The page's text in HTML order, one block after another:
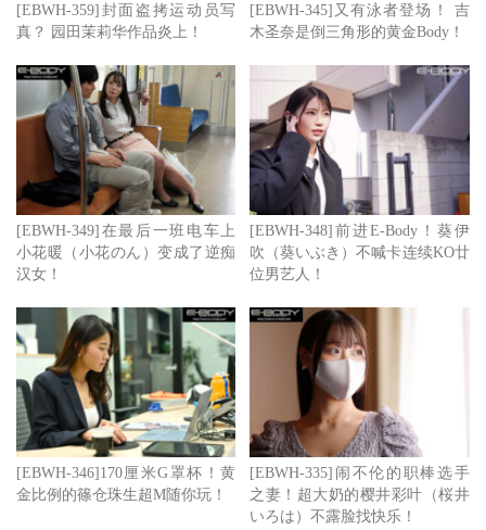
身高/罩杯：？？？厘米/G罩杯
点击查看完整图文
[EBWH-359]封面盗拷运动员写
真？ 园田茉莉华作品炎上！
[EBWH-345]又有泳者登场！ 吉
木圣奈是倒三角形的黄金Body！
[EBWH-349]在最后一班电车上
小花暖（小花のん）变成了逆痴
汉女！
[EBWH-348]前进E-Body！葵伊
吹（葵いぶき）不喊卡连续KO廿
位男艺人！
[EBWH-346]170厘米G罩杯！黄
金比例的篠仓珠生超M随你玩！
[EBWH-335]闹不伦的职棒选手
之妻！超大奶的樱井彩叶（桜井
いろは）不露脸找快乐！